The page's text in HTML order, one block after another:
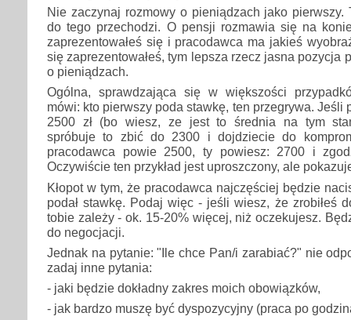
Nie zaczynaj rozmowy o pieniądzach jako pierwszy.
do tego przechodzi. O pensji rozmawia się na
zaprezentowałeś się i pracodawca ma jakieś
się zaprezentowałeś, tym lepsza rzecz jasna pozycja
o pieniądzach.
Ogólna, sprawdzająca się w większości
mówi: kto pierwszy poda stawkę, ten przegrywa. Jeśli
2500 zł (bo wiesz, ze jest to średnia na tym
spróbuje to zbić do 2300 i dojdziecie do
pracodawca powie 2500, ty powiesz: 2700 i
Oczywiście ten przykład jest uproszczony, ale
Kłopot w tym, że pracodawca najczęściej będzie
podał stawkę. Podaj więc - jeśli wiesz, że zrobiłeś
tobie zależy - ok. 15-20% więcej, niż oczekujesz.
do negocjacji.
Jednak na pytanie: "Ile chce Pan/i zarabiać?" nie
zadaj inne pytania:
- jaki będzie dokładny zakres moich obowiązków,
- jak bardzo muszę być dyspozycyjny (praca po